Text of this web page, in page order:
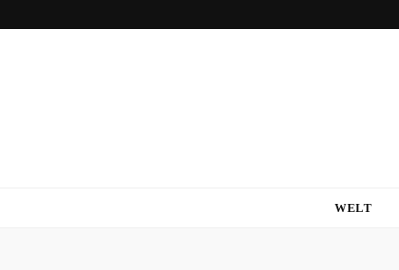
WELT